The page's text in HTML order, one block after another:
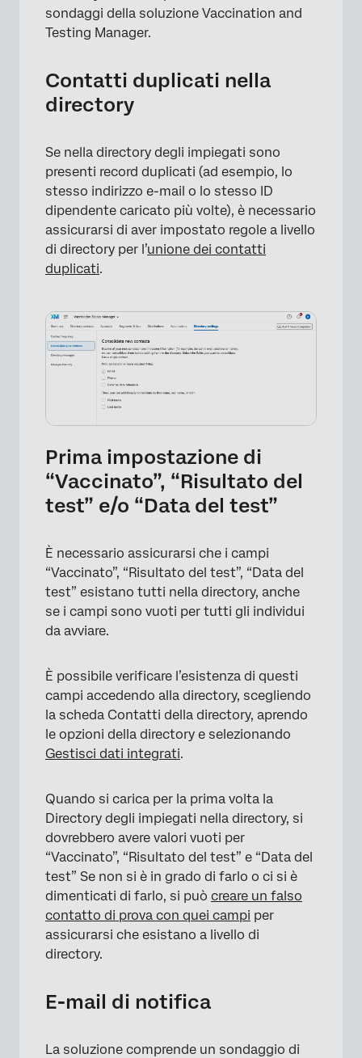
sondaggi della soluzione Vaccination and
Testing Manager.
Contatti duplicati nella
directory
Se nella directory degli impiegati sono
presenti record duplicati (ad esempio, lo
stesso indirizzo e-mail o lo stesso ID
dipendente caricato più volte), è necessario
assicurarsi di aver impostato regole a livello
di directory per l’unione dei contatti
duplicati.
Prima impostazione di
“Vaccinato”, “Risultato del
test” e/o “Data del test”
È necessario assicurarsi che i campi
“Vaccinato”, “Risultato del test”, “Data del
test” esistano tutti nella directory, anche
se i campi sono vuoti per tutti gli individui
da avviare.
È possibile verificare l’esistenza di questi
campi accedendo alla directory, scegliendo
la scheda Contatti della directory, aprendo
le opzioni della directory e selezionando
Gestisci dati integrati.
Quando si carica per la prima volta la
Directory degli impiegati nella directory, si
dovrebbero avere valori vuoti per
“Vaccinato”, “Risultato del test” e “Data del
test” Se non si è in grado di farlo o ci si è
dimenticati di farlo, si può creare un falso
contatto di prova con quei campi per
assicurarsi che esistano a livello di
directory.
E-mail di notifica
La soluzione comprende un sondaggio di